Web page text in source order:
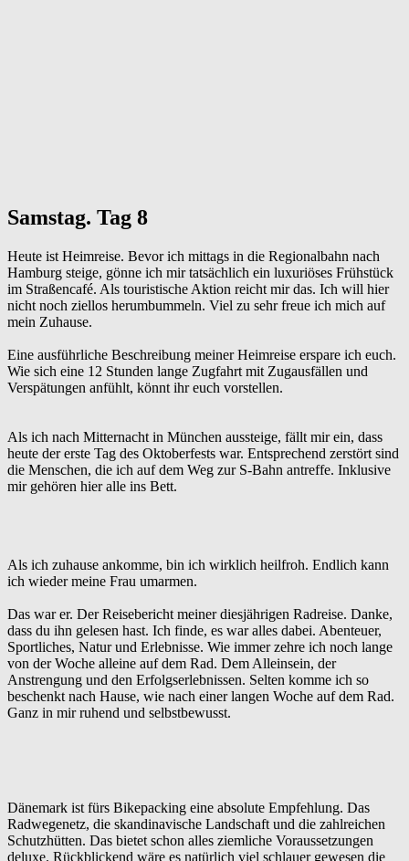
Samstag. Tag 8
Heute ist Heimreise. Bevor ich mittags in die Regionalbahn nach
Hamburg steige, gönne ich mir tatsächlich ein luxuriöses Frühstück
im Straßencafé. Als touristische Aktion reicht mir das. Ich will hier
nicht noch ziellos herumbummeln. Viel zu sehr freue ich mich auf
mein Zuhause.
Eine ausführliche Beschreibung meiner Heimreise erspare ich euch.
Wie sich eine 12 Stunden lange Zugfahrt mit Zugausfällen und
Verspätungen anfühlt, könnt ihr euch vorstellen.
Als ich nach Mitternacht in München aussteige, fällt mir ein, dass
heute der erste Tag des Oktoberfests war. Entsprechend zerstört sind
die Menschen, die ich auf dem Weg zur S-Bahn antreffe. Inklusive
mir gehören hier alle ins Bett.
Als ich zuhause ankomme, bin ich wirklich heilfroh. Endlich kann
ich wieder meine Frau umarmen.
Das war er. Der Reisebericht meiner diesjährigen Radreise. Danke,
dass du ihn gelesen hast. Ich finde, es war alles dabei. Abenteuer,
Sportliches, Natur und Erlebnisse. Wie immer zehre ich noch lange
von der Woche alleine auf dem Rad. Dem Alleinsein, der
Anstrengung und den Erfolgserlebnissen. Selten komme ich so
beschenkt nach Hause, wie nach einer langen Woche auf dem Rad.
Ganz in mir ruhend und selbstbewusst.
Dänemark ist fürs Bikepacking eine absolute Empfehlung. Das
Radwegenetz, die skandinavische Landschaft und die zahlreichen
Schutzhütten. Das bietet schon alles ziemliche Voraussetzungen
deluxe. Rückblickend wäre es natürlich viel schlauer gewesen die